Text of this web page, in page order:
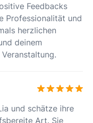
Feedbacks
Professionalität und
herzlichen
deinem
und schätze ihre
Art. Sie